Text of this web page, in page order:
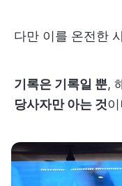
다만 이를 온전한
기록은 기록일 뿐,
당사자만 아는 것